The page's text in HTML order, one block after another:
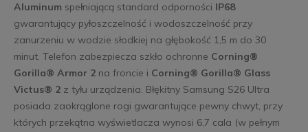
Aluminum spełniającą standard odporności IP68
gwarantujący pyłoszczelność i wodoszczelność przy
zanurzeniu w wodzie słodkiej na głębokość 1,5 m do 30
minut. Telefon zabezpiecza szkło ochronne Corning®
Gorilla® Armor 2na froncie i Corning® Gorilla® Glass
Victus® 2z tyłu urządzenia. Błękitny Samsung S26 Ultra
posiada zaokrąglone rogi gwarantujące pewny chwyt, przy
których przekątna wyświetlacza wynosi 6,7 cala (w pełnym